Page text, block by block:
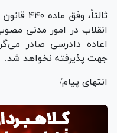
ثالثاً،
اعاده دادرسی صادر
جهت پذیرفته نخواهد شد.
انتهای پیام/